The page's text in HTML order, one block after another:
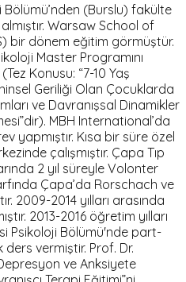
(Burslu) fakülte
Warsaw School of
bir dönem eğitim görmüştür.
Master Programını
Konusu: “7-10 Yaş
Geriliği Olan Çocuklarda
ve Davranışsal Dinamikler
MBH International’da
yapmıştır. Kısa bir süre özel
çalışmıştır. Çapa Tıp
2 yıl süreyle Volonter
Çapa’da Rorschach ve
2009-2014 yılları arasında
2013-2016 öğretim yılları
Psikoloji Bölümü'nde part-
vermiştir. Prof. Dr.
ve Anksiyete